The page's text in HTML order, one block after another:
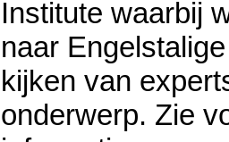
Institute waarbij
naar
kijken van
onderwerp. Zie